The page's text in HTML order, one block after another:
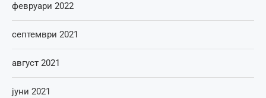
февруари 2022
септември 2021
август 2021
јуни 2021